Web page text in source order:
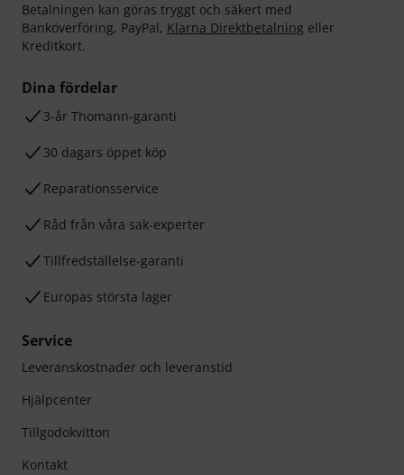
Betalningen kan göras tryggt och säkert med
Banköverföring, PayPal, Klarna Direktbetalning eller
Kreditkort.
Dina fördelar
3-år Thomann-garanti
30 dagars öppet köp
Reparationsservice
Råd från våra sak-experter
Tillfredställelse-garanti
Europas största lager
Service
Leveranskostnader och leveranstid
Hjälpcenter
Tillgodokvitton
Kontakt